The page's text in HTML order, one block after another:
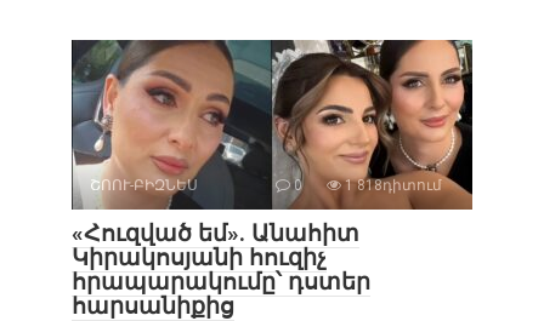
ՇՈՈՒ-ԲԻԶՆԵՍ 0 1 818դիտում
«Հուզված եմ». Անահիտ
Կիրակոսյանի հուզիչ
հրապարակումը՝ դստեր
հարսանիքից